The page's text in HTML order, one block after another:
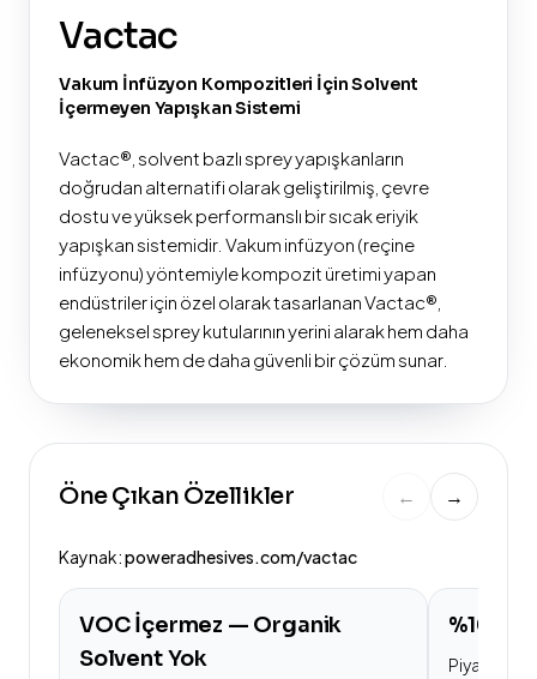
Vactac
Vakum İnfüzyon Kompozitleri İçin Solvent
İçermeyen Yapışkan Sistemi
Vactac®, solvent bazlı sprey yapışkanların
doğrudan alternatifi olarak geliştirilmiş, çevre
dostu ve yüksek performanslı bir sıcak eriyik
yapışkan sistemidir. Vakum infüzyon (reçine
infüzyonu) yöntemiyle kompozit üretimi yapan
endüstriler için özel olarak tasarlanan Vactac®,
geleneksel sprey kutularının yerini alarak hem daha
ekonomik hem de daha güvenli bir çözüm sunar.
Öne Çıkan Özellikler ← →
Kaynak:poweradhesives.com/vactac
VOC İçermez — Organik
Solvent Yok
%100
Piyasadaki